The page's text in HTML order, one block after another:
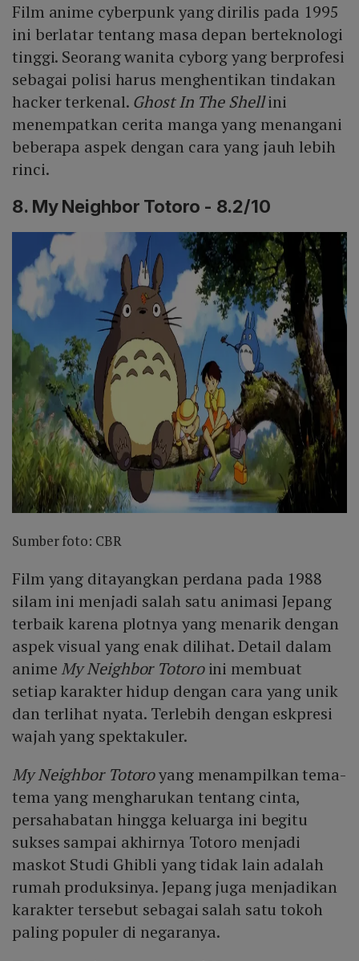
Film anime cyberpunk yang dirilis pada 1995
ini berlatar tentang masa depan berteknologi
tinggi. Seorang wanita cyborg yang berprofesi
sebagai polisi harus menghentikan tindakan
hacker terkenal. Ghost In The Shellini
menempatkan cerita manga yang menangani
beberapa aspek dengan cara yang jauh lebih
rinci.
8. My Neighbor Totoro - 8.2/10
Sumber foto: CBR
Film yang ditayangkan perdana pada 1988
silam ini menjadi salah satu animasi Jepang
terbaik karena plotnya yang menarik dengan
aspek visual yang enak dilihat. Detail dalam
anime My Neighbor Totoroini membuat
setiap karakter hidup dengan cara yang unik
dan terlihat nyata. Terlebih dengan eskpresi
wajah yang spektakuler.
My Neighbor Totoroyang menampilkan tema-
tema yang mengharukan tentang cinta,
persahabatan hingga keluarga ini begitu
sukses sampai akhirnya Totoro menjadi
maskot Studi Ghibli yang tidak lain adalah
rumah produksinya. Jepang juga menjadikan
karakter tersebut sebagai salah satu tokoh
paling populer di negaranya.